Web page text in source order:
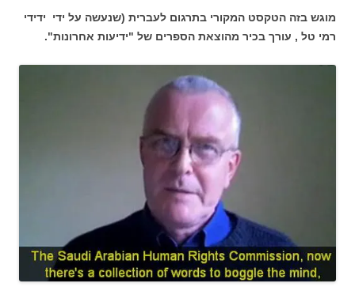
מוגש בזה הטקסט המקורי בתרגום לעברית (שנעשה על ידי ידידי
רמי טל , עורך בכיר מהוצאת הספרים של "ידיעות אחרונות".